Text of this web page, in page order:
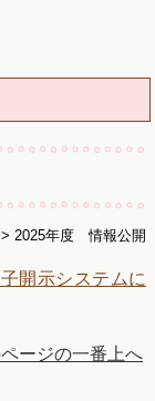
> 2025年度 情報公開
開示システムに
ージの一番上へ